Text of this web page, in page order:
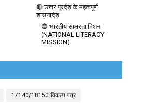
🔴 उत्तर प्रदेश के महत्वपूर्ण
शासनादेश
🔵 भारतीय साक्षरता मिशन
(NATIONAL LITERACY
MISSION)
17140/18150 विकल्प पत्र